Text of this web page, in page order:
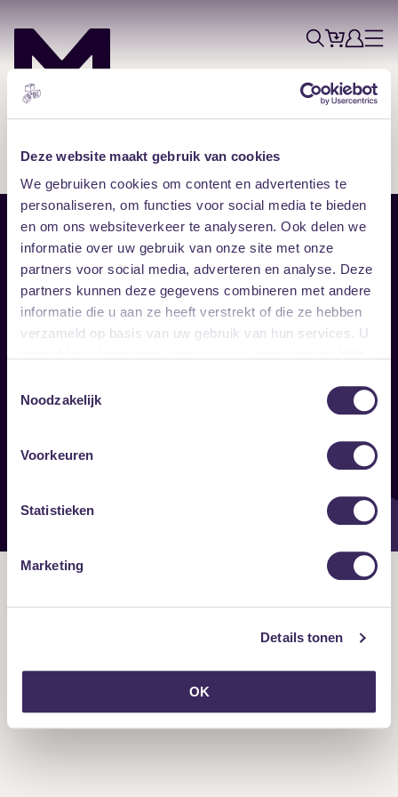
Deze website maakt gebruik van cookies
We gebruiken cookies om content en advertenties te
personaliseren, om functies voor social media te bieden
en om ons websiteverkeer te analyseren. Ook delen we
informatie over uw gebruik van onze site met onze
partners voor social media, adverteren en analyse. Deze
partners kunnen deze gegevens combineren met andere
informatie die u aan ze heeft verstrekt of die ze hebben
verzameld op basis van uw gebruik van hun services. U
Noodzakelijk
Voorkeuren
Statistieken
Marketing
Details tonen
OK
ZoekTicketsAccount
Menu
Sitemap
Home
Vrijwilligers
Verhuur
Disclaimer
Toegankelijkheid
Privacy & cookies
Follow
Onze nieuwsbrief ontvangen?